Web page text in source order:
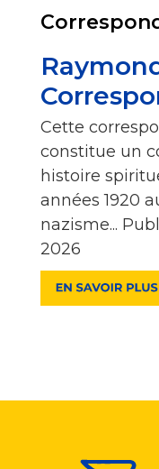
Cette
constitue un
histoire
années 1920
nazisme...
2026